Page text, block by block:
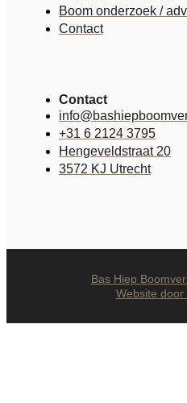
Boom onderzoek /
Contact
Contact
+31 6 2124 3795
Hengeveldstraat 20
3572 KJ Utrecht
Bas Hiep
Website door